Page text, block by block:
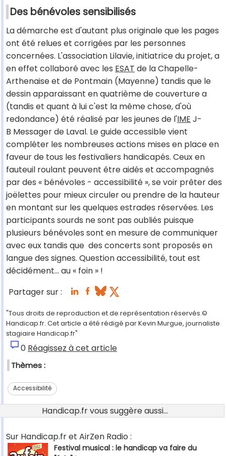
Des bénévoles sensibilisés
La démarche est d'autant plus originale que les pages
ont été relues et corrigées par les personnes
concernées. L'association Lilavie, initiatrice du projet, a
en effet collaboré avec les ESAT de la Chapelle-
Arthenaise et de Pontmain (Mayenne) tandis que le
dessin apparaissant en quatrième de couverture a
(tandis et quant à lui c'est la même chose, d'où
redondance) été réalisé par les jeunes de l'IME J-
B Messager de Laval. Le guide accessible vient
compléter les nombreuses actions mises en place en
faveur de tous les festivaliers handicapés. Ceux en
fauteuil roulant peuvent être aidés et accompagnés
par des « bénévoles - accessibilité », se voir prêter des
joëlettes pour mieux circuler ou prendre de la hauteur
en montant sur les quelques estrades réservées. Les
participants sourds ne sont pas oubliés puisque
plusieurs bénévoles sont en mesure de communiquer
avec eux tandis que des concerts sont proposés en
langue des signes. Question accessibilité, tout est
décidément… au « foin » !
Partager sur :
"Tous droits de reproduction et de représentation réservés.©
Handicap.fr. Cet article a été rédigé par Kevin Murgue, journaliste
stagiaire Handicap.fr"
0 Réagissez à cet article
Thèmes :
Accessibilité
Handicap.fr vous suggère aussi...
Sur Handicap.fr et AirZen Radio :
Festival musical : le handicap va faire du